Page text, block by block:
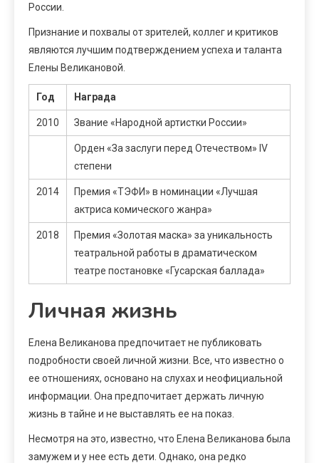
России.
Признание и похвалы от зрителей, коллег и критиков
являются лучшим подтверждением успеха и таланта
Елены Великановой.
Год Награда
2010 Звание «Народной артистки России»
Орден «За заслуги перед Отечеством» IV
степени
2014
Премия «ТЭФИ» в номинации «Лучшая
актриса комического жанра»
2018
Премия «Золотая маска» за уникальность
театральной работы в драматическом
театре постановке «Гусарская баллада»
Личная жизнь
Елена Великанова предпочитает не публиковать
подробности своей личной жизни. Все, что известно о
ее отношениях, основано на слухах и неофициальной
информации. Она предпочитает держать личную
жизнь в тайне и не выставлять ее на показ.
Несмотря на это, известно, что Елена Великанова была
замужем и у нее есть дети. Однако, она редко